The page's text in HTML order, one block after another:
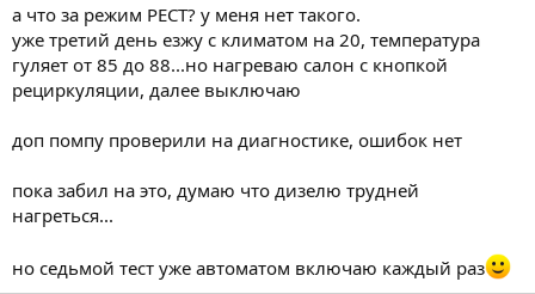
у меня вчера с климатом на 20 и авто, прогрелась до 88 гр.
минут за 25
а что за режим РЕСТ? у меня нет такого.
уже третий день езжу с климатом на 20, температура
гуляет от 85 до 88...но нагреваю салон с кнопкой
рециркуляции, далее выключаю
доп помпу проверили на диагностике, ошибок нет
пока забил на это, думаю что дизелю трудней
нагреться...
но седьмой тест уже автоматом включаю каждый раз